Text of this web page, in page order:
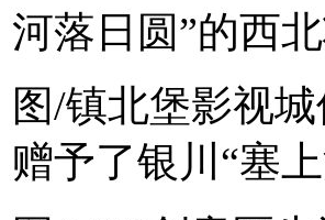
河落日圆”的西
图/镇北堡影视
赠予了银川“塞